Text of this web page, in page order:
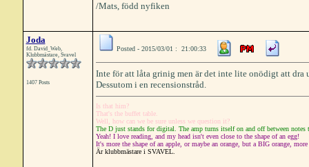
/Mats, född nyfiken
Joda
fd. David_Web,
Klubbmästare, Svavel
1407 Posts
Posted - 2015/03/01 : 21:00:33
Inte för att låta grinig men är det inte lite onödigt att dra
Dessutom i en recensionstråd.
Is that him?
That's the buffet table.
Well, how can we be sure unless we question it?
The D just stands for digital. The amp turns itself on and off between notes
Yeah! I love reading, and my head isn't even close to the shape of an egg!
It's more the shape of an apple, or maybe an orange, but a BIG orange,
Är klubbmästare i SVAVEL.